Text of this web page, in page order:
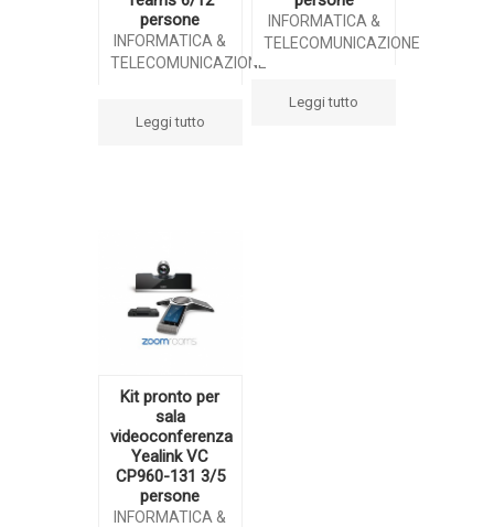
persone
INFORMATICA &
TELECOMUNICAZIONE
Leggi tutto
INFORMATICA &
TELECOMUNICAZIONE
Leggi tutto
Kit pronto per
sala
videoconferenza
Yealink VC
CP960-131 3/5
persone
INFORMATICA &